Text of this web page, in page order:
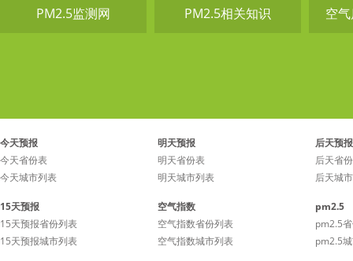
PM2.5监测网 PM2.5相关知识 空
今天预报
今天省份表
今天城市列表
明天预报
明天省份表
明天城市列表
后天预报
后天省
后天城
15天预报
15天预报省份列表
15天预报城市列表
空气指数
空气指数省份列表
空气指数城市列表
pm2.5
pm2.5
pm2.5